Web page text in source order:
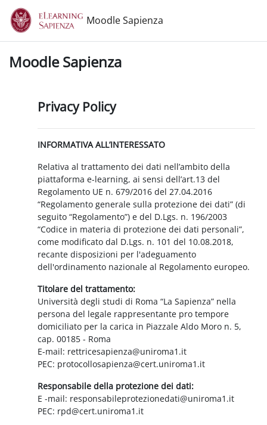
Vai al contenuto principale
Moodle Sapienza
Moodle Sapienza
Privacy Policy
INFORMATIVA ALL’INTERESSATO
Relativa al trattamento dei dati nell’ambito della
piattaforma e-learning, ai sensi dell’art.13 del
Regolamento UE n. 679/2016 del 27.04.2016
“Regolamento generale sulla protezione dei dati” (di
seguito “Regolamento”) e del D.Lgs. n. 196/2003
“Codice in materia di protezione dei dati personali”,
come modificato dal D.Lgs. n. 101 del 10.08.2018,
recante disposizioni per l'adeguamento
dell'ordinamento nazionale al Regolamento europeo.
Titolare del trattamento:
Università degli studi di Roma “La Sapienza” nella
persona del legale rappresentante pro tempore
domiciliato per la carica in Piazzale Aldo Moro n. 5,
cap. 00185 - Roma
E-mail: rettricesapienza@uniroma1.it
PEC: protocollosapienza@cert.uniroma1.it
Responsabile della protezione dei dati:
E -mail: responsabileprotezionedati@uniroma1.it
PEC: rpd@cert.uniroma1.it